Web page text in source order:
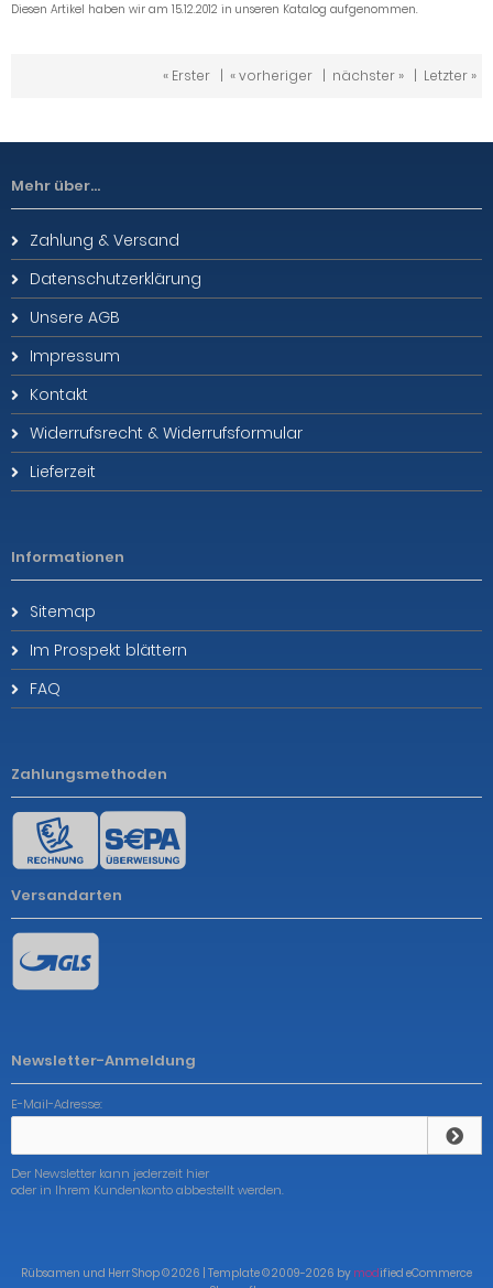
Diesen Artikel haben wir am 15.12.2012 in unseren Katalog aufgenommen.
« Erster | « vorheriger | nächster » | Letzter »
Mehr über...
Zahlung & Versand
Datenschutzerklärung
Unsere AGB
Impressum
Kontakt
Widerrufsrecht & Widerrufsformular
Lieferzeit
Informationen
Sitemap
Im Prospekt blättern
FAQ
Zahlungsmethoden
Versandarten
Newsletter-Anmeldung
E-Mail-Adresse:
Der Newsletter kann jederzeit hier
oder in Ihrem Kundenkonto abbestellt werden.
Rübsamen und Herr Shop © 2026 | Template © 2009-2026 by modified eCommerce